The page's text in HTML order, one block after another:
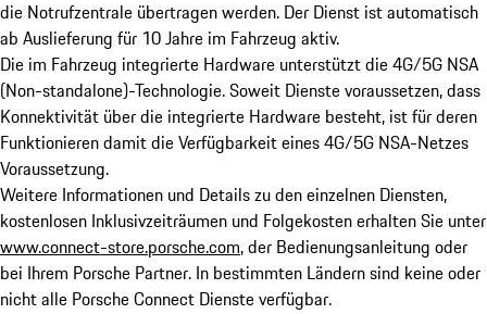
die Notrufzentrale übertragen werden. Der Dienst ist automatisch
ab Auslieferung für 10 Jahre im Fahrzeug aktiv.
Die im Fahrzeug integrierte Hardware unterstützt die 4G/5G NSA
(Non-standalone)-Technologie. Soweit Dienste voraussetzen, dass
Konnektivität über die integrierte Hardware besteht, ist für deren
Funktionieren damit die Verfügbarkeit eines 4G/5G NSA-Netzes
Voraussetzung.
Weitere Informationen und Details zu den einzelnen Diensten,
kostenlosen Inklusivzeiträumen und Folgekosten erhalten Sie unter
www.connect-store.porsche.com, der Bedienungsanleitung oder
bei Ihrem Porsche Partner. In bestimmten Ländern sind keine oder
nicht alle Porsche Connect Dienste verfügbar.